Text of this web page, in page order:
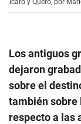
Los antiguos
dejaron
sobre el
también sobre
respecto a las